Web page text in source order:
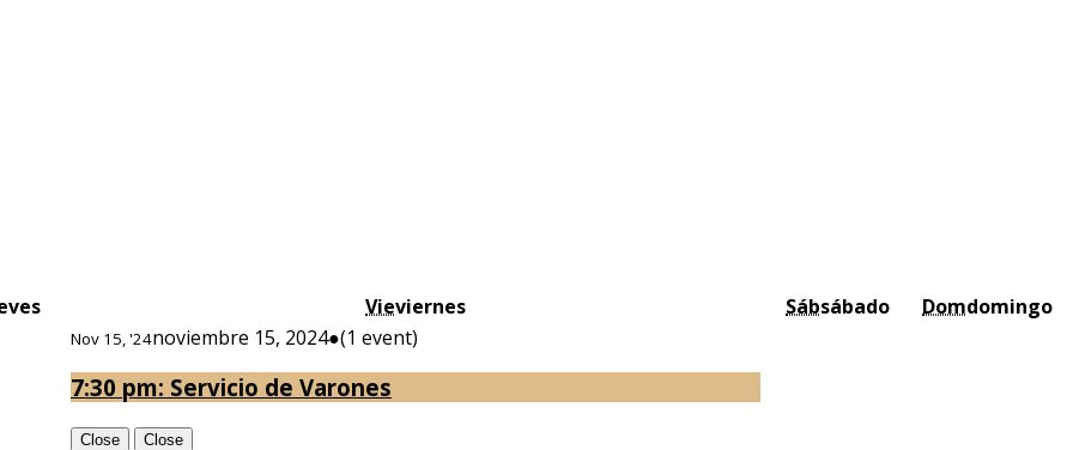
Vieviernes Sábsábado Domdomingo
Nov 15, '24noviembre 15, 2024●(1 event)
7:30 pm: Servicio de Varones
Close Close